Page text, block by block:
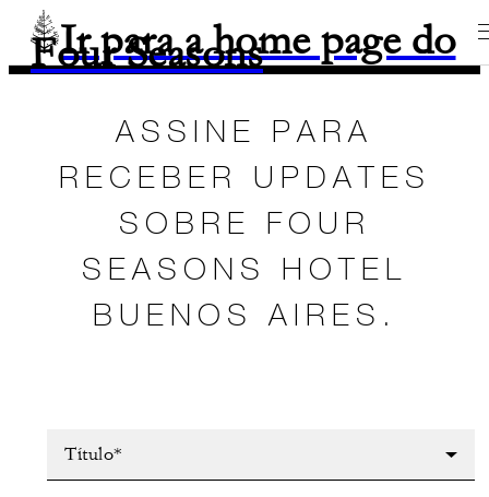
Ir para a home page do
Four Seasons
ASSINE PARA
RECEBER UPDATES
SOBRE FOUR
SEASONS HOTEL
BUENOS AIRES.
Título*